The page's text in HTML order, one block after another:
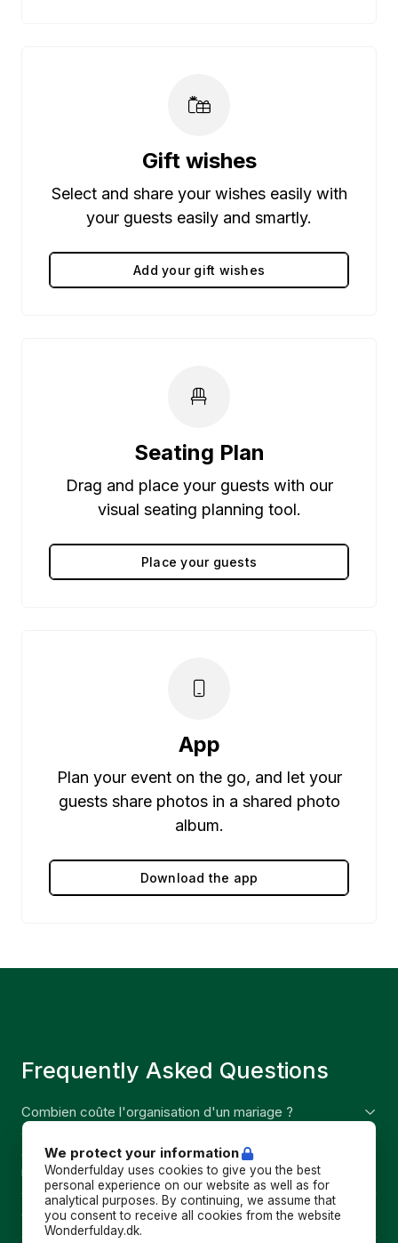
Gift wishes
Select and share your wishes easily with
your guests easily and smartly.
Add your gift wishes
Seating Plan
Drag and place your guests with our
visual seating planning tool.
Place your guests
App
Plan your event on the go, and let your
guests share photos in a shared photo
album.
Download the app
Frequently Asked Questions
Combien coûte l'organisation d'un mariage ?
Le mariage moyen coûte env. 50 000 couronnes.
Cependant, vous devez vous attendre à un prix plus
élevé si vous vous mariez dans une église. Un
mariage à l'église coûte env. 100 000 couronnes.
Combien de temps à l'avance faut-il planifier un
mariage ?
Wonderfulday recommande de commencer la
planification du mariage au moins 12 mois à
Que préparer pour un mariage ?
We protect your information
Wonderfulday uses cookies to give you the best
personal experience on our website as well as for
analytical purposes. By continuing, we assume that
you consent to receive all cookies from the website
Wonderfulday.dk.